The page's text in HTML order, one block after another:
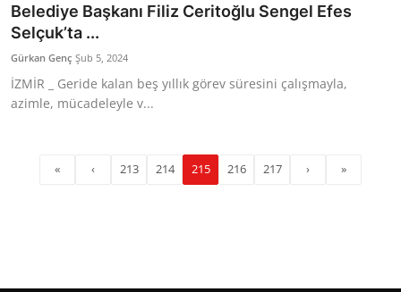
Belediye Başkanı Filiz Ceritoğlu Sengel Efes
Selçuk’ta ...
Gürkan Genç Şub 5, 2024
İZMİR _ Geride kalan beş yıllık görev süresini çalışmayla,
azimle, mücadeleyle v...
« ‹ 213 214 215 216 217 › »